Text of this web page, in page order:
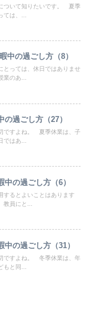
ついて知りたいです。 夏季
は、...
中の過ごし方（8）
とっては、休日ではありませ
業のあ...
過ごし方（27）
ですよね。 夏季休業は、子
はあ...
の過ごし方（6）
するとよいことはあります
員にと...
の過ごし方（31）
ですよね。 冬季休業は、年
と同...